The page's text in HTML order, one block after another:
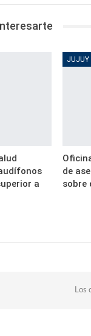
a
JUJUY
de
sobre
Los